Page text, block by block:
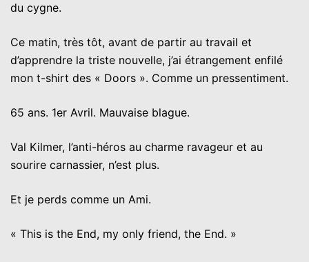
du cygne.
Ce matin, très tôt, avant de partir au travail et
d’apprendre la triste nouvelle, j’ai étrangement enfilé
mon t-shirt des « Doors ». Comme un pressentiment.
65 ans. 1er Avril. Mauvaise blague.
Val Kilmer, l’anti-héros au charme ravageur et au
sourire carnassier, n’est plus.
Et je perds comme un Ami.
« This is the End, my only friend, the End. »